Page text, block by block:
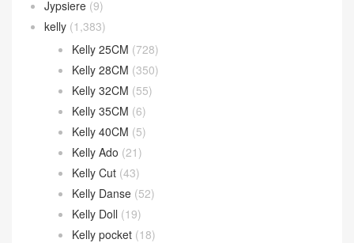
Jypsiere (9)
kelly (1,383)
Kelly 25CM (728)
Kelly 28CM (350)
Kelly 32CM (55)
Kelly 35CM (6)
Kelly 40CM (5)
Kelly Ado (21)
Kelly Cut (43)
Kelly Danse (52)
Kelly Doll (19)
Kelly pocket (18)